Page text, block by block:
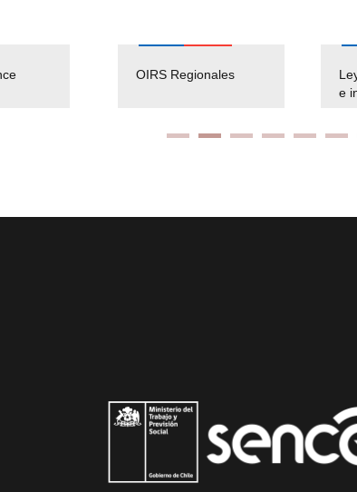
y
OIRS Regionales
e